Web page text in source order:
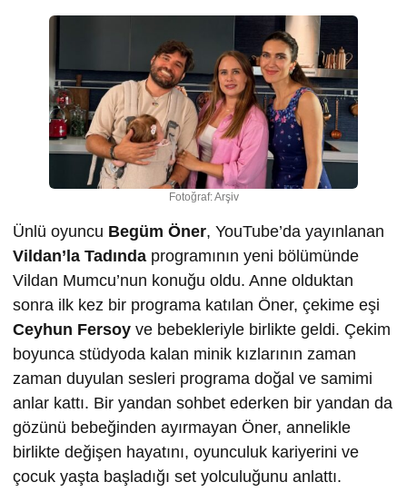
Fotoğraf: Arşiv
Ünlü oyuncu Begüm Öner, YouTube’da yayınlanan
Vildan’la Tadında programının yeni bölümünde
Vildan Mumcu’nun konuğu oldu. Anne olduktan
sonra ilk kez bir programa katılan Öner, çekime eşi
Ceyhun Fersoy ve bebekleriyle birlikte geldi. Çekim
boyunca stüdyoda kalan minik kızlarının zaman
zaman duyulan sesleri programa doğal ve samimi
anlar kattı. Bir yandan sohbet ederken bir yandan da
gözünü bebeğinden ayırmayan Öner, annelikle
birlikte değişen hayatını, oyunculuk kariyerini ve
çocuk yaşta başladığı set yolculuğunu anlattı.